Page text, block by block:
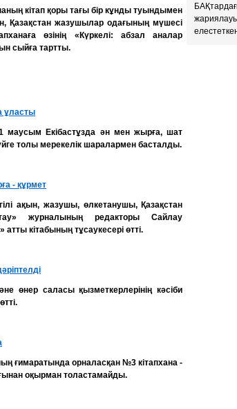
кітап қоры тағы бір кұнды туындымен
Қазақстан жазушылар одағының мүшесі
өзінің «Күркелі: абзал аналар
сыйға тартты.
ұласты
маусым Екібастұзда ән мен жырға, шат
толы мерекелік шаралармен басталды.
- құрмет
ақын, жазушы, өлкетанушы, Қазақстан
журналының редакторы Сайлау
кітабының тұсаукесері өтті.
өнер саласы қызметкерлерінің кәсіби
ғимаратында орналасқан №3 кітапхана -
оқырман толастамайды.